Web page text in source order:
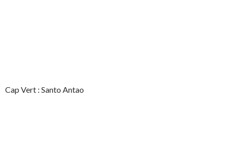
Cap Vert : Santo Antao